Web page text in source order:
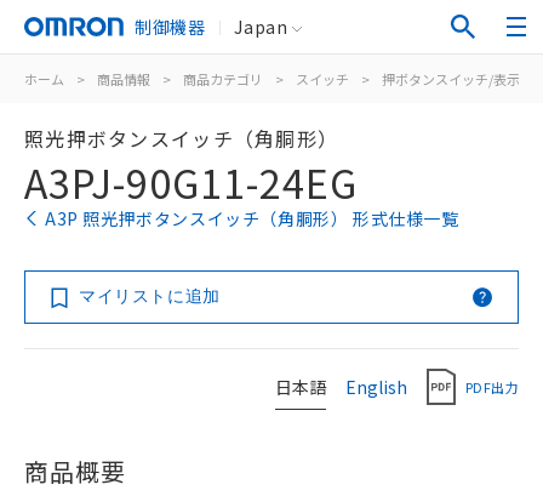
制御機器 Japan
ホーム > 商品情報 > 商品カテゴリ > スイッチ > 押ボタンスイッチ/表示灯
照光押ボタンスイッチ（角胴形）
A3PJ-90G11-24EG
A3P 照光押ボタンスイッチ（角胴形） 形式仕様一覧
マイリストに追加
日本語 English PDF出力
商品概要